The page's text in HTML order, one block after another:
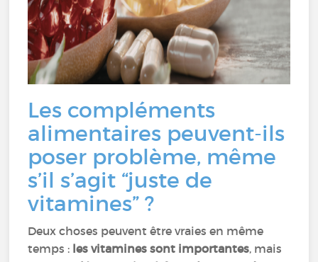
Les compléments
alimentaires peuvent-ils
poser problème, même
s’il s’agit “juste de
vitamines” ?
Deux choses peuvent être vraies en même
temps : les vitamines sont importantes, mais